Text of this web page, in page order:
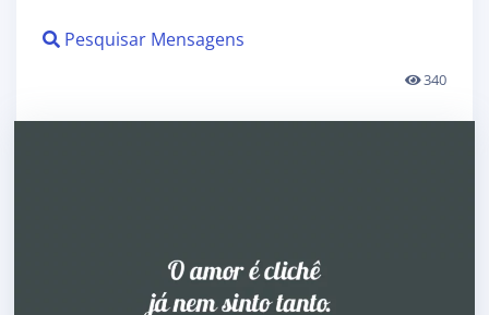
Pesquisar Mensagens
340